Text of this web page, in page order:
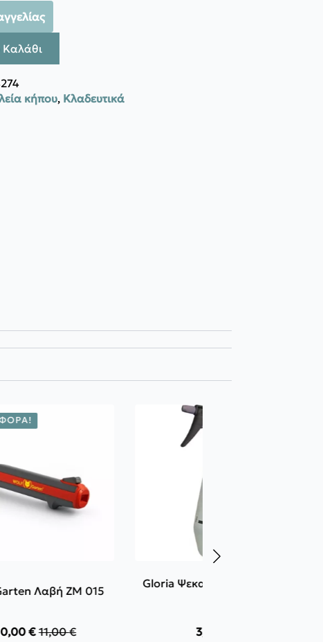
κήπου, Κλαδευτικά
Λαβή ZM 015
11,00€
Original
€Η
Gloria Ψεκαστηράκι Tukan
3,00